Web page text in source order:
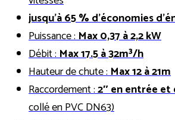
jusqu’à 65 % d’économies
Puissance :Max 0,37 à 2,2 kW
Débit :Max17.5 à 32m³/h
Hauteur de chute :Max 12 à 21m
Raccordement :2″ en entrée
collé en PVC DN63)